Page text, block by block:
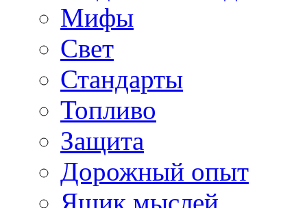
Мифы
Свет
Стандарты
Топливо
Защита
Дорожный опыт
Ящик мыслей